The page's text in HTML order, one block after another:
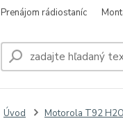
Prenájom rádiostaníc
Úvod Motorola T92 H2O